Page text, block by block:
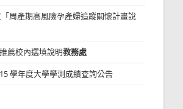
周產期高風險孕產婦追蹤關懷計畫說
薦校內選填說明教務處
學年度大學學測成績查詢公告